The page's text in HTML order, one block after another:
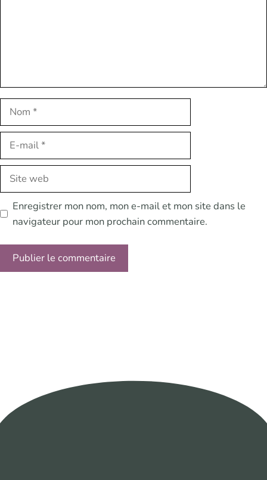
Nom
Site
Enregistrer mon nom, mon e-mail et mon site dans le
navigateur pour mon prochain commentaire.